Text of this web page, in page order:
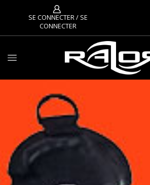
SE CONNECTER / SE
CONNECTER